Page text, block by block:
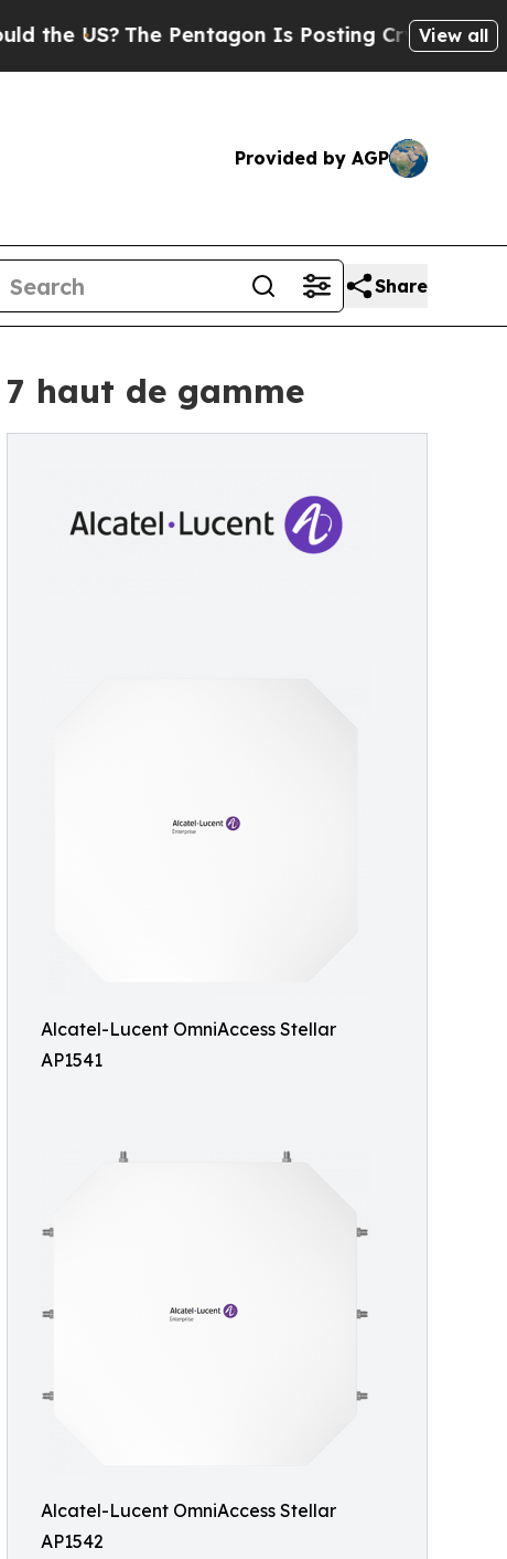
The Pentagon Is Posting Cryptic Biblical View all
Provided by AGP
Share
haut de gamme
Alcatel-Lucent OmniAccess Stellar
AP1541
Alcatel-Lucent OmniAccess Stellar
AP1542